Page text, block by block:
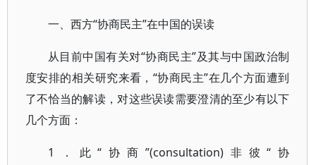
一、西方“协商民主”在中国的误读
从目前中国有关对“协商民主”及其与中国政治制
度安排的相关研究来看，“协商民主”在几个方面遭到
了不恰当的解读，对这些误读需要澄清的至少有以下
几个方面：
1．此“协商”(consultation)非彼“协